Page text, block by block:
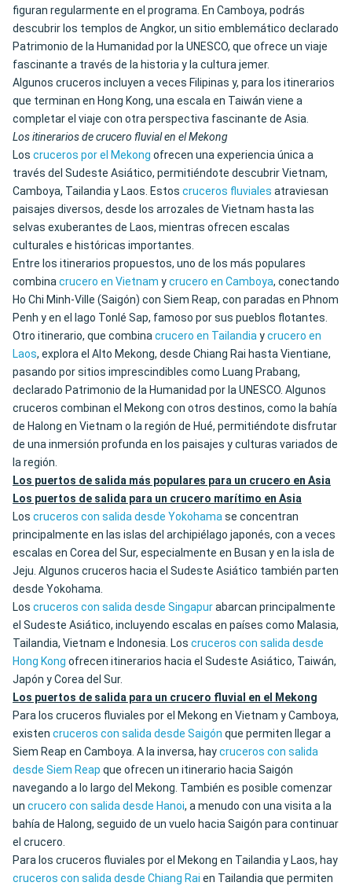
figuran regularmente en el programa. En Camboya, podrás
descubrir los templos de Angkor, un sitio emblemático declarado
Patrimonio de la Humanidad por la UNESCO, que ofrece un viaje
fascinante a través de la historia y la cultura jemer.
Algunos cruceros incluyen a veces Filipinas y, para los itinerarios
que terminan en Hong Kong, una escala en Taiwán viene a
completar el viaje con otra perspectiva fascinante de Asia.
Los itinerarios de crucero fluvial en el Mekong
Los cruceros por el Mekong ofrecen una experiencia única a
través del Sudeste Asiático, permitiéndote descubrir Vietnam,
Camboya, Tailandia y Laos. Estos cruceros fluviales atraviesan
paisajes diversos, desde los arrozales de Vietnam hasta las
selvas exuberantes de Laos, mientras ofrecen escalas
culturales e históricas importantes.
Entre los itinerarios propuestos, uno de los más populares
combinacrucero en Vietnam ycrucero en Camboya, conectando
Ho Chi Minh-Ville (Saigón) con Siem Reap, con paradas en Phnom
Penh y en el lago Tonlé Sap, famoso por sus pueblos flotantes.
Otro itinerario, que combinacrucero en Tailandiaycrucero en
Laos, explora el Alto Mekong, desde Chiang Rai hasta Vientiane,
pasando por sitios imprescindibles como Luang Prabang,
declarado Patrimonio de la Humanidad por la UNESCO. Algunos
cruceros combinan el Mekong con otros destinos, como la bahía
de Halong en Vietnam o la región de Hué, permitiéndote disfrutar
de una inmersión profunda en los paisajes y culturas variados de
la región.
Los puertos de salida más populares para un crucero en Asia
Los puertos de salida para un crucero marítimo en Asia
Los cruceros con salida desde Yokohamase concentran
principalmente en las islas del archipiélago japonés, con a veces
escalas en Corea del Sur, especialmente en Busan y en la isla de
Jeju. Algunos cruceros hacia el Sudeste Asiático también parten
desde Yokohama.
Los cruceros con salida desde Singapurabarcan principalmente
el Sudeste Asiático, incluyendo escalas en países como Malasia,
Tailandia, Vietnam e Indonesia. Los cruceros con salida desde
Hong Kong ofrecen itinerarios hacia el Sudeste Asiático, Taiwán,
Japón y Corea del Sur.
Los puertos de salida para un crucero fluvial en el Mekong
Para los cruceros fluviales por el Mekong en Vietnam y Camboya,
existen cruceros con salida desde Saigón que permiten llegar a
Siem Reap en Camboya. A la inversa, haycruceros con salida
desde Siem Reap que ofrecen un itinerario hacia Saigón
navegando a lo largo del Mekong. También es posible comenzar
un crucero con salida desde Hanoi, a menudo con una visita a la
bahía de Halong, seguido de un vuelo hacia Saigón para continuar
el crucero.
Para los cruceros fluviales por el Mekong en Tailandia y Laos, hay
cruceros con salida desde Chiang Rai en Tailandia que permiten